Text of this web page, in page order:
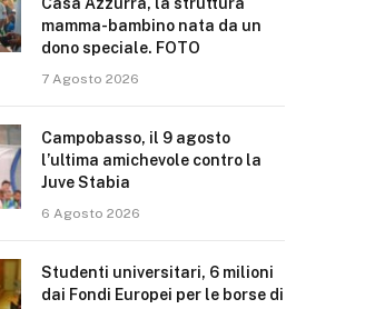
mamma-bambino nata da un
dono speciale. FOTO
7 Agosto 2026
Campobasso, il 9 agosto
l’ultima amichevole contro la
Juve Stabia
6 Agosto 2026
Studenti universitari, 6 milioni
dai Fondi Europei per le borse di